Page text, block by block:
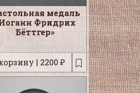
медаль
Фридрих
Бёттгер»
| 2200 ₽